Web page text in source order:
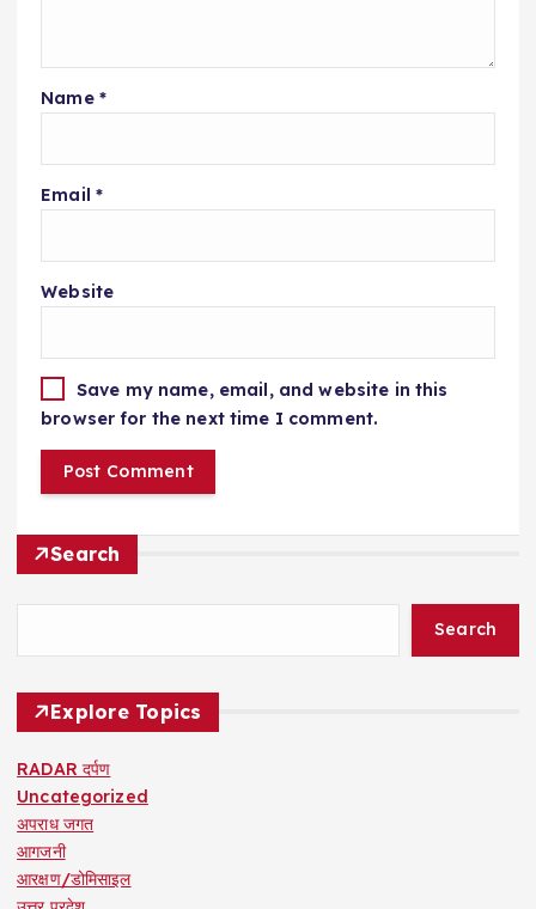
Name *
Email *
Website
Save my name, email, and website in this
browser for the next time I comment.
Search
Search
Explore Topics
RADAR दर्पण
Uncategorized
अपराध जगत
आगजनी
आरक्षण/डोमिसाइल